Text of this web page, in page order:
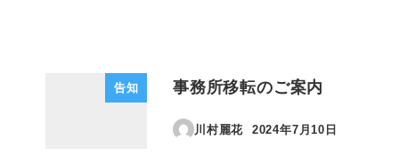
告知 事務所移転のご案内
川村麗花
投稿日
2024年7月10日